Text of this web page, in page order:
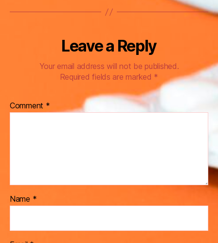
Leave a Reply
Your email address will not be published.
Required fields are marked *
Comment *
Name *